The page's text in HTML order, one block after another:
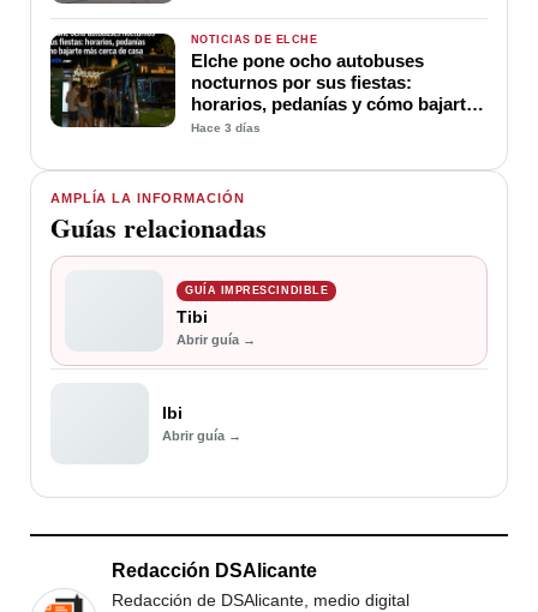
AMPLÍA LA INFORMACIÓN
Guías relacionadas
GUÍA IMPRESCINDIBLE
Tibi
Abrir guía →
Ibi
Abrir guía →
NOTICIAS DE ELCHE
Elche pone ocho autobuses
nocturnos por sus fiestas:
horarios, pedanías y cómo bajarte
más cerca de casa
Hace 3 días
Redacción DSAlicante
Redacción de DSAlicante, medio digital